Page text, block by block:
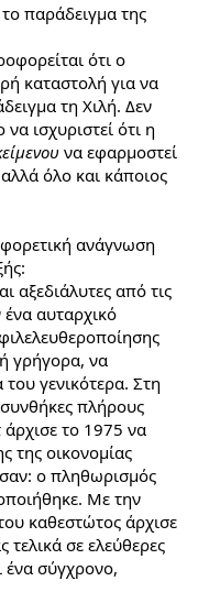
παράδειγμα της
ότι ο
καταστολή για να
τη Χιλή. Δεν
ισχυριστεί ότι η
να εφαρμοστεί
όλο και κάποιος
ανάγνωση
αξεδιάλυτες από τις
ένα αυταρχικό
γρήγορα, να
γενικότερα. Στη
πλήρους
άρχισε το 1975 να
της οικονομίας
ο πληθωρισμός
Με την
καθεστώτος άρχισε
τελικά σε ελεύθερες
ένα σύγχρονο,